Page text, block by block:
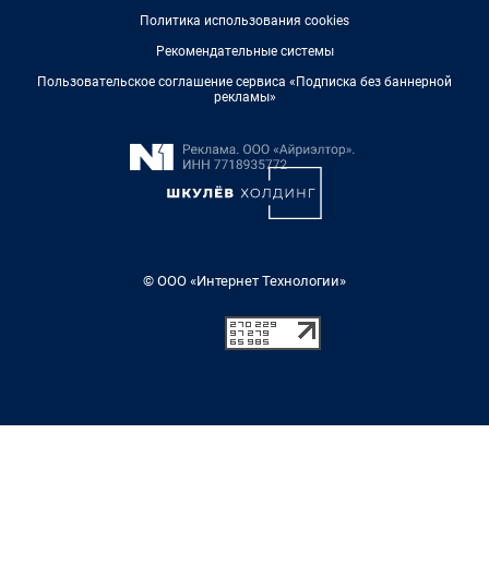
Политика использования cookies
Рекомендательные системы
Пользовательское соглашение сервиса «Подписка без баннерной
рекламы»
© ООО «Интернет Технологии»